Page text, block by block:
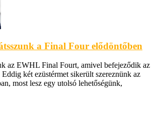
a Final Four elődöntőben
az EWHL Final Fourt, amivel befejeződik az
két ezüstérmet sikerült szereznünk az
most lesz egy utolsó lehetőségünk,